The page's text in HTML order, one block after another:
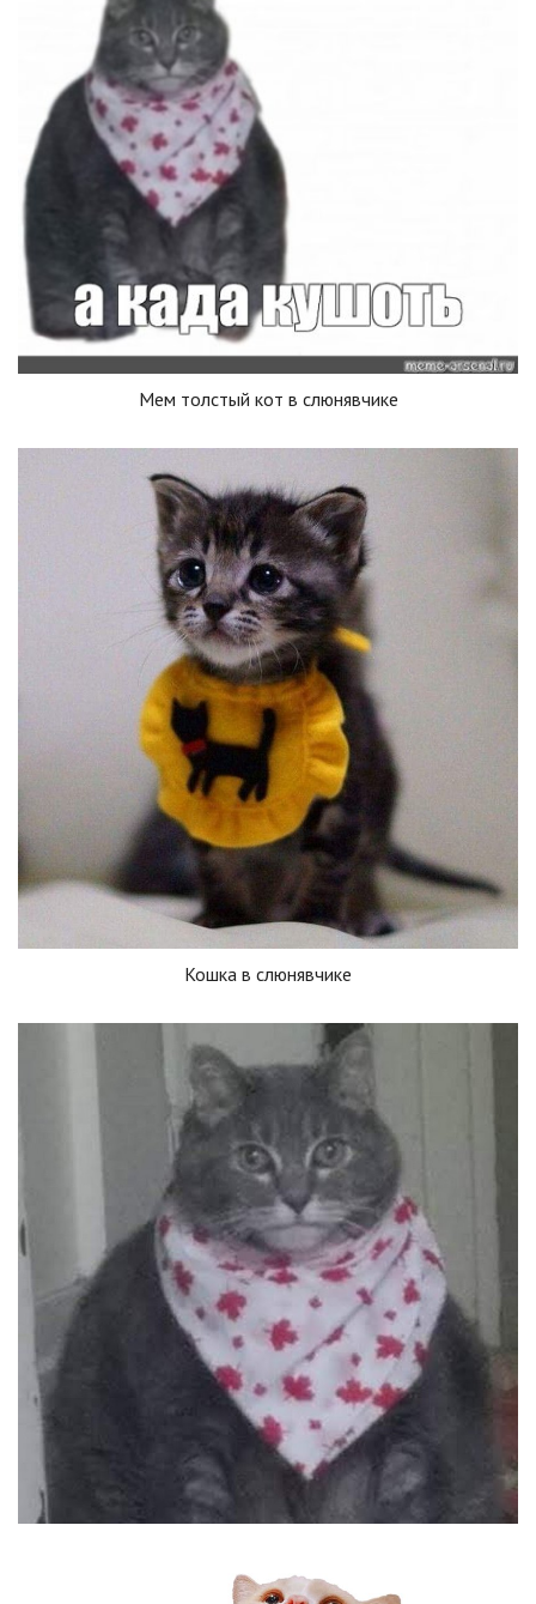
Мем толстый кот в слюнявчике
Кошка в слюнявчике